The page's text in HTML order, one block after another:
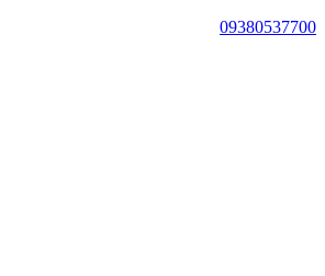
09380537700